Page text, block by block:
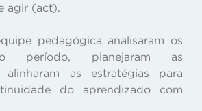
agir (act).
pedagógica analisaram os
período, planejaram as
alinharam as estratégias para
do aprendizado com